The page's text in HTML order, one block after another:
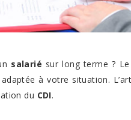
salarié sur long terme ? Le
à votre situation.
du CDI.